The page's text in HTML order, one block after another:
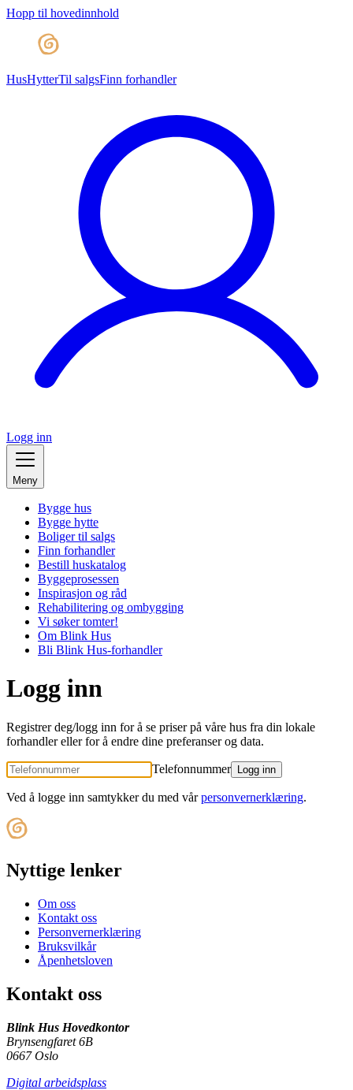
Hopp til hovedinnhold
HusHytterTil salgsFinn forhandler
Logg inn
Meny
Bygge hus
Bygge hytte
Boliger til salgs
Finn forhandler
Bestill huskatalog
Byggeprosessen
Inspirasjon og råd
Rehabilitering og ombygging
Vi søker tomter!
Om Blink Hus
Bli Blink Hus-forhandler
Logg inn
Registrer deg/logg inn for å se priser på våre hus fra din lokale
forhandler eller for å endre dine preferanser og data.
Telefonnummer Logg inn
Ved å logge inn samtykker du med vårpersonvernerklæring.
Nyttige lenker
Om oss
Kontakt oss
Personvernerklæring
Bruksvilkår
Åpenhetsloven
Kontakt oss
Blink Hus Hovedkontor
Brynsengfaret 6B
0667 Oslo
Digital arbeidsplass